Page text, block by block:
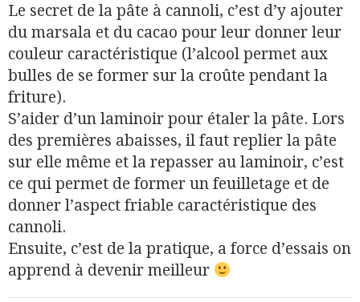
Le secret de la pâte à cannoli, c’est d’y ajouter
du marsala et du cacao pour leur donner leur
couleur caractéristique (l’alcool permet aux
bulles de se former sur la croûte pendant la
friture).
S’aider d’un laminoir pour étaler la pâte. Lors
des premières abaisses, il faut replier la pâte
sur elle même et la repasser au laminoir, c’est
ce qui permet de former un feuilletage et de
donner l’aspect friable caractéristique des
cannoli.
Ensuite, c’est de la pratique, a force d’essais on
apprend à devenir meilleur